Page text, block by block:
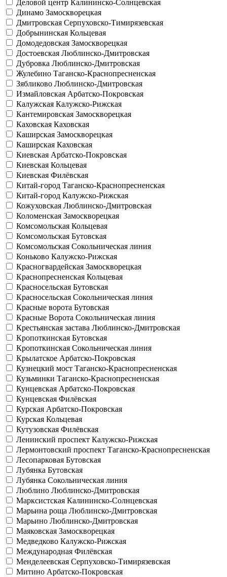
Деловой центр Калининско-Солнцевская
Динамо Замоскворецкая
Дмитровская Серпуховско-Тимирязевская
Добрынинская Кольцевая
Домодедовская Замоскворецкая
Достоевская Люблинско-Дмитровская
Дубровка Люблинско-Дмитровская
Жулебино Таганско-Краснопресненская
Зябликово Люблинско-Дмитровская
Измайловская Арбатско-Покровская
Калужская Калужско-Рижская
Кантемировская Замоскворецкая
Каховская Каховская
Каширская Замоскворецкая
Каширская Каховская
Киевская Арбатско-Покровская
Киевская Кольцевая
Киевская Филёвская
Китай-город Таганско-Краснопресненская
Китай-город Калужско-Рижская
Кожуховская Люблинско-Дмитровская
Коломенская Замоскворецкая
Комсомольская Кольцевая
Комсомольская Бутовская
Комсомольская Сокольническая линия
Коньково Калужско-Рижская
Красногвардейская Замоскворецкая
Краснопресненская Кольцевая
Красносельская Бутовская
Красносельская Сокольническая линия
Красные ворота Бутовская
Красные Ворота Сокольническая линия
Крестьянская застава Люблинско-Дмитровская
Кропоткинская Бутовская
Кропоткинская Сокольническая линия
Крылатское Арбатско-Покровская
Кузнецкий мост Таганско-Краснопресненская
Кузьминки Таганско-Краснопресненская
Кунцевская Арбатско-Покровская
Кунцевская Филёвская
Курская Арбатско-Покровская
Курская Кольцевая
Кутузовская Филёвская
Ленинский проспект Калужско-Рижская
Лермонтовский проспект Таганско-Краснопресненская
Лесопарковая Бутовская
Лубянка Бутовская
Лубянка Сокольническая линия
Люблино Люблинско-Дмитровская
Марксистская Калининско-Солнцевская
Марьина роща Люблинско-Дмитровская
Марьино Люблинско-Дмитровская
Маяковская Замоскворецкая
Медведково Калужско-Рижская
Международная Филёвская
Менделеевская Серпуховско-Тимирязевская
Митино Арбатско-Покровская